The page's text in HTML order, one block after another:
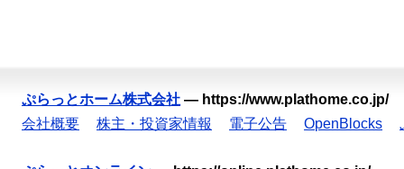
ぷらっとホーム株式会社 — https://www.plathome.co.jp/
会社概要
株主・投資家情報 電子公告 OpenBlocks